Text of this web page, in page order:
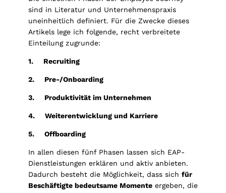
sind in Literatur und Unternehmenspraxis
uneinheitlich definiert. Für die Zwecke dieses
Artikels lege ich folgende, recht verbreitete
Einteilung zugrunde:
1. Recruiting
2. Pre-/Onboarding
3. Produktivität im Unternehmen
4. Weiterentwicklung und Karriere
5. Offboarding
In allen diesen fünf Phasen lassen sich EAP-
Dienstleistungen erklären und aktiv anbieten.
Dadurch besteht die Möglichkeit, dass sich für
Beschäftigte bedeutsame Momente ergeben, die